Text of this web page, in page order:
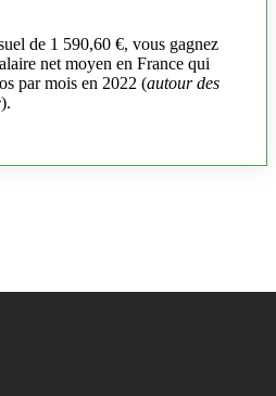
de 1 590,60 €, vous gagnez
net moyen en France qui
par mois en 2022 (autour des
).